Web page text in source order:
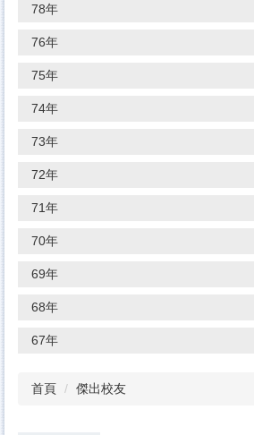
78年
76年
75年
74年
73年
72年
71年
70年
69年
68年
67年
首頁 傑出校友